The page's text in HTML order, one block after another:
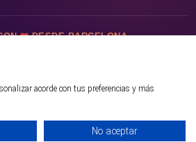
DESDE BARCELONA
acorde con tus preferencias y más
No aceptar